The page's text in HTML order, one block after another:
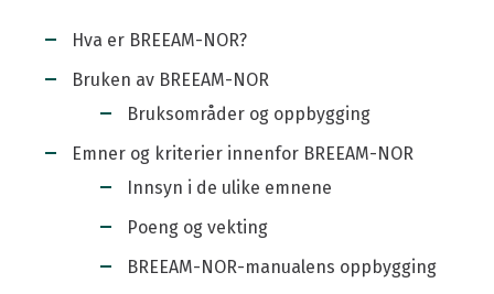
Hva er BREEAM-NOR?
Bruken av BREEAM-NOR
Bruksområder og oppbygging
Emner og kriterier innenfor BREEAM-NOR
Innsyn i de ulike emnene
Poeng og vekting
BREEAM-NOR-manualens oppbygging